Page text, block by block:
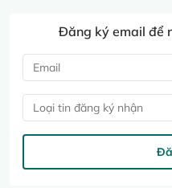
Đăng ký email để
Loại tin đăng ký nhận